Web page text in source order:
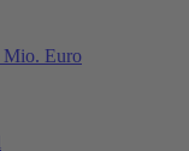
Mio. Euro